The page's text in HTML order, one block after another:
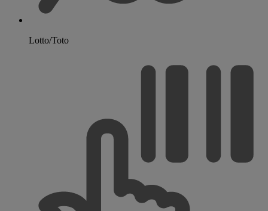
Lotto/Toto